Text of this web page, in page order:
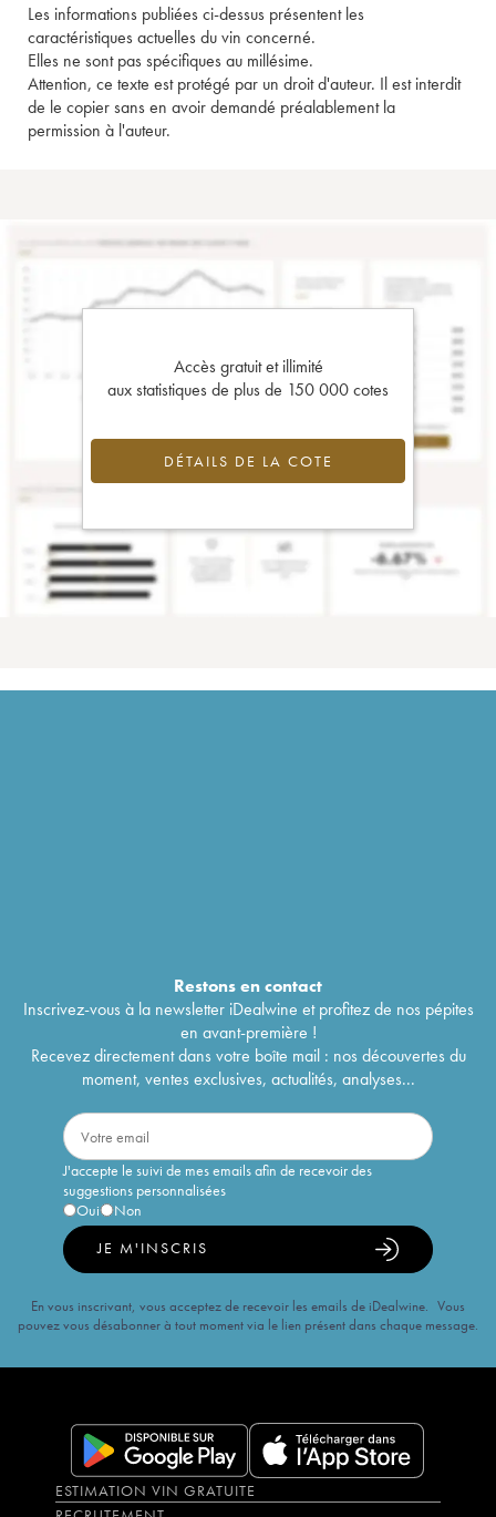
Les informations publiées ci-dessus présentent les
caractéristiques actuelles du vin concerné.
Elles ne sont pas spécifiques au millésime.
Attention, ce texte est protégé par un droit d'auteur. Il est interdit
de le copier sans en avoir demandé préalablement la
permission à l'auteur.
Accès gratuit et illimité
aux statistiques de plus de 150 000 cotes
DÉTAILS DE LA COTE
Restons encontact
Inscrivez-vous à la newsletter iDealwine et profitez de nos pépites
en avant-première !
Recevez directement dans votre boîte mail : nos découvertes du
moment, ventes exclusives, actualités, analyses...
J'accepte le suivi de mes emails afin de recevoir des
suggestions personnalisées
Oui
Non
JE M'INSCRIS
En vous inscrivant, vous acceptez de recevoir les emails de iDealwine. Vous
pouvez vous désabonner à tout moment via le lien présent dans chaque message.
ESTIMATION VIN GRATUITE